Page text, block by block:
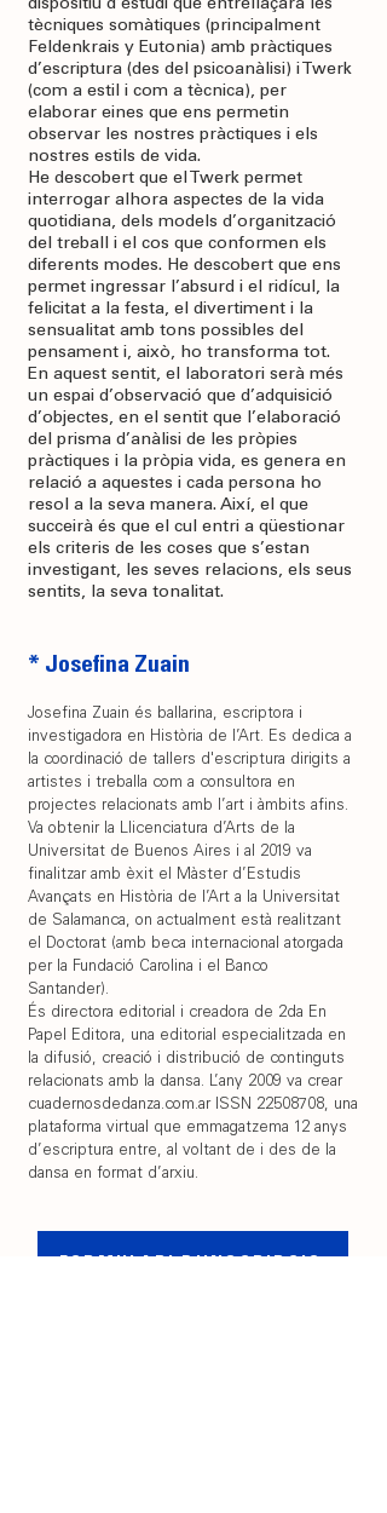
dispositiu d’estudi que entrellaçarà les
tècniques somàtiques (principalment
Feldenkrais y Eutonia) amb pràctiques
d’escriptura (des del psicoanàlisi) i Twerk
(com a estil i com a tècnica), per
elaborar eines que ens permetin
observar les nostres pràctiques i els
nostres estils de vida.
He descobert que el Twerk permet
interrogar alhora aspectes de la vida
quotidiana, dels models d’organització
del treball i el cos que conformen els
diferents modes. He descobert que ens
permet ingressar l’absurd i el ridícul, la
felicitat a la festa, el divertiment i la
sensualitat amb tons possibles del
pensament i, això, ho transforma tot.
En aquest sentit, el laboratori serà més
un espai d’observació que d’adquisició
d’objectes, en el sentit que l’elaboració
del prisma d’anàlisi de les pròpies
pràctiques i la pròpia vida, es genera en
relació a aquestes i cada persona ho
resol a la seva manera. Així, el que
succeirà és que el cul entri a qüestionar
els criteris de les coses que s’estan
investigant, les seves relacions, els seus
sentits, la seva tonalitat.
* Josefina Zuain
Josefina Zuain és ballarina, escriptora i
investigadora en Història de l’Art. Es dedica a
la coordinació de tallers d'escriptura dirigits a
artistes i treballa com a consultora en
projectes relacionats amb l’art i àmbits afins.
Va obtenir la Llicenciatura d’Arts de la
Universitat de Buenos Aires i al 2019 va
finalitzar amb èxit el Màster d’Estudis
Avançats en Història de l’Art a la Universitat
de Salamanca, on actualment està realitzant
el Doctorat (amb beca internacional atorgada
per la Fundació Carolina i el Banco
Santander).
És directora editorial i creadora de 2da En
Papel Editora, una editorial especialitzada en
la difusió, creació i distribució de continguts
relacionats amb la dansa. L’any 2009 va crear
cuadernosdedanza.com.ar ISSN 22508708, una
plataforma virtual que emmagatzema 12 anys
d’escriptura entre, al voltant de i des de la
dansa en format d’arxiu.